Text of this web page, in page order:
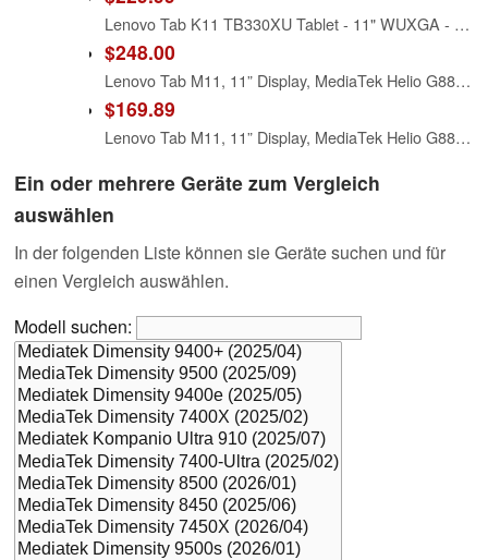
Lenovo Tab K11 TB330XU Tablet - 11" WUXGA - MediaTek MT6769H Helio G88 (12 nm) Octa-core - 8 GB - 128 GB Storage - Android 13-4G - Luna Gray
$248.00
Lenovo Tab M11, 11” Display, MediaTek Helio G88 Octa-Core, 4GB RAM, 64GB SSD, 1920x1200 px, Ambient Light-Sensor, 10 Hour Battery, Comes w/Pen, Luna Grey
$169.89
Lenovo Tab M11, 11” Display, MediaTek Helio G88 Octa-Core, 4GB RAM, 64GB SSD, 1920x1200 px, Ambient Light-Sensor, 10 Hour Battery, Comes w/Pen, Luna Grey (Renewed)
Ein oder mehrere Geräte zum Vergleich
auswählen
In der folgenden Liste können sie Geräte suchen und für
einen Vergleich auswählen.
Modell suchen: